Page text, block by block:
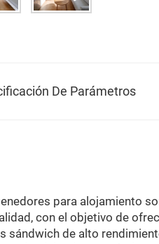
De Parámetros
para alojamiento
con el objetivo de
sándwich de alto